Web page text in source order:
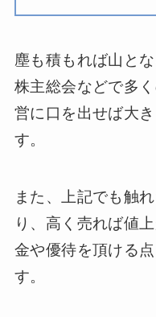
塵も積もれば山と
株主総会などで多
営に口を出せば大
す。
また、上記でも触
り、高く売れば値
金や優待を頂ける
す。